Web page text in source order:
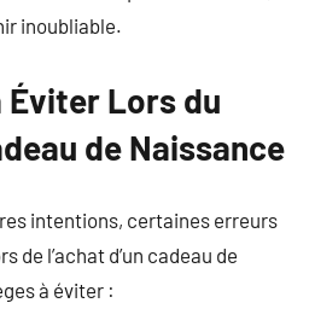
inoubliable.
Éviter Lors du
de Naissance
intentions, certaines erreurs
de l’achat d’un cadeau de
à éviter :